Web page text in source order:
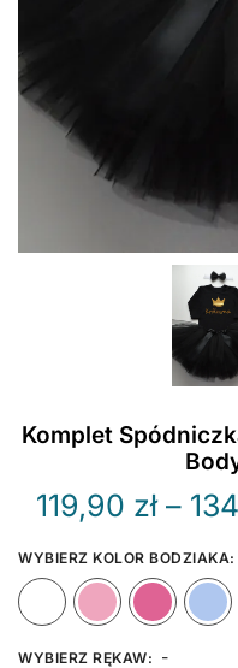
Komplet
119,90 zł –
WYBIERZ KOLOR BODZIAKA:
Biały
WYBIERZ RĘKAW: -